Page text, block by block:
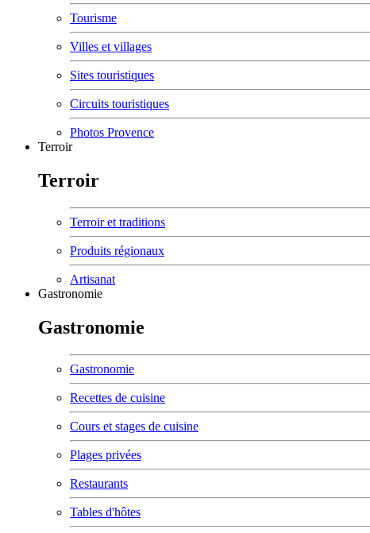
Tourisme
Villes et villages
Sites touristiques
Circuits touristiques
Photos Provence
Terroir
Terroir
Terroir et traditions
Produits régionaux
Artisanat
Gastronomie
Gastronomie
Gastronomie
Recettes de cuisine
Cours et stages de cuisine
Plages privées
Restaurants
Tables d'hôtes